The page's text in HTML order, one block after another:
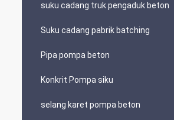
suku cadang truk pengaduk beton
Suku cadang pabrik batching
Pipa pompa beton
Konkrit Pompa siku
selang karet pompa beton